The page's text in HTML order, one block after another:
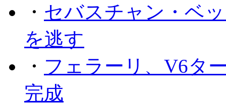
・ セバスチャン・ベ
を逃す
・ フェラーリ、V6タ
完成